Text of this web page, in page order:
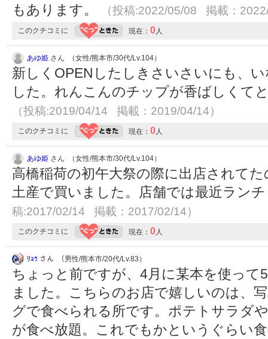
もあります。
（投稿:2022/05/08 掲載：
このクチコミに 現在： 0 人
あゆ姫 さん （女性/熊本市/30代/Lv.104）
新しくOPENしたしきさいさいにも、
した。れんこんのチップが香ばしくて
（投稿:2019/04/14 掲載：2019/04/14）
このクチコミに 現在： 0 人
あゆ姫 さん （女性/熊本市/30代/Lv.104）
高橋稲荷の初午大祭の際に出店されて
土産で買いました。店舗では最近ラン
稿:2017/02/14 掲載：2017/02/14）
このクチコミに 現在： 0 人
ﾘｮｳ さん （男性/熊本市/20代/Lv.83）
ちょっと前ですが、4月に某本を使っ
ました。こちらのお店で嬉しいのは、
グで食べられる所です。ポテトサラダ
が食べ放題。これでもかというぐらい